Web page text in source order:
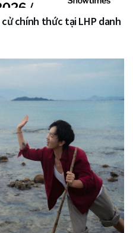
chính thức tại LHP danh